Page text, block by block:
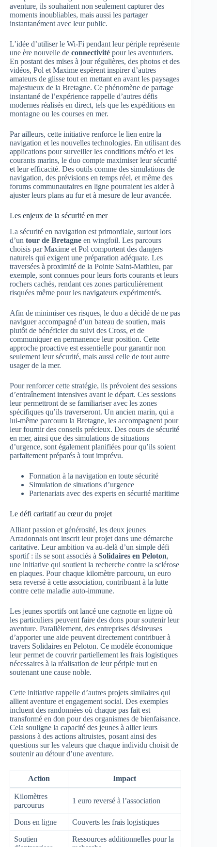
aventure, ils souhaitent non seulement capturer des
moments inoubliables, mais aussi les partager
instantanément avec leur public.
L’idée d’utiliser le Wi-Fi pendant leur périple représente
une ère nouvelle de connectivité pour les aventuriers.
En postant des mises à jour régulières, des photos et des
vidéos, Pol et Maxime espèrent inspirer d’autres
amateurs de glisse tout en mettant en avant les paysages
majestueux de la Bretagne. Ce phénomène de partage
instantané de l’expérience rappelle d’autres défis
modernes réalisés en direct, tels que les expéditions en
montagne ou les courses en mer.
Par ailleurs, cette initiative renforce le lien entre la
navigation et les nouvelles technologies. En utilisant des
applications pour surveiller les conditions météo et les
courants marins, le duo compte maximiser leur sécurité
et leur efficacité. Des outils comme des simulations de
navigation, des prévisions en temps réel, et même des
forums communautaires en ligne pourraient les aider à
ajuster leurs plans au fur et à mesure de leur avancée.
Les enjeux de la sécurité en mer
La sécurité en navigation est primordiale, surtout lors
d’un tour de Bretagne en wingfoil. Les parcours
choisis par Maxime et Pol comportent des dangers
naturels qui exigent une préparation adéquate. Les
traversées à proximité de la Pointe Saint-Mathieu, par
exemple, sont connues pour leurs forts courants et leurs
rochers cachés, rendant ces zones particulièrement
risquées même pour les navigateurs expérimentés.
Afin de minimiser ces risques, le duo a décidé de ne pas
naviguer accompagné d’un bateau de soutien, mais
plutôt de bénéficier du suivi des Cross, et de
communiquer en permanence leur position. Cette
approche proactive est essentielle pour garantir non
seulement leur sécurité, mais aussi celle de tout autre
usager de la mer.
Pour renforcer cette stratégie, ils prévoient des sessions
d’entraînement intensives avant le départ. Ces sessions
leur permettront de se familiariser avec les zones
spécifiques qu’ils traverseront. Un ancien marin, qui a
lui-même parcouru la Bretagne, les accompagnent pour
leur fournir des conseils précieux. Des cours de sécurité
en mer, ainsi que des simulations de situations
d’urgence, sont également planifiées pour qu’ils soient
parfaitement préparés à tout imprévu.
Formation à la navigation en toute sécurité
Simulation de situations d’urgence
Partenariats avec des experts en sécurité maritime
Le défi caritatif au cœur du projet
Alliant passion et générosité, les deux jeunes
Arradonnais ont inscrit leur projet dans une démarche
caritative. Leur ambition va au-delà d’un simple défi
sportif : ils se sont associés à Solidaires en Peloton,
une initiative qui soutient la recherche contre la sclérose
en plaques. Pour chaque kilomètre parcouru, un euro
sera reversé à cette association, contribuant à la lutte
contre cette maladie auto-immune.
Les jeunes sportifs ont lancé une cagnotte en ligne où
les particuliers peuvent faire des dons pour soutenir leur
aventure. Parallèlement, des entreprises désireuses
d’apporter une aide peuvent directement contribuer à
travers Solidaires en Peloton. Ce modèle économique
leur permet de couvrir partiellement les frais logistiques
nécessaires à la réalisation de leur périple tout en
soutenant une cause noble.
Cette initiative rappelle d’autres projets similaires qui
allient aventure et engagement social. Des exemples
incluent des randonnées où chaque pas fait est
transformé en don pour des organismes de bienfaisance.
Cela souligne la capacité des jeunes à allier leurs
passions à des actions altruistes, posant ainsi des
questions sur les valeurs que chaque individu choisit de
soutenir au détour d’une aventure.
Action Impact
Kilomètres
parcourus
1 euro reversé à l’association
Dons en ligne Couverts les frais logistiques
Soutien
Ressources additionnelles pour la